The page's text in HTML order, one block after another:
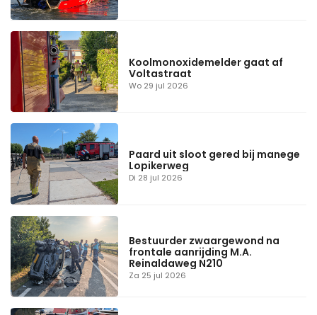
Wo 29 jul 2026
Koolmonoxidemelder gaat af
Voltastraat
Di 28 jul 2026
Paard uit sloot gered bij manege
Lopikerweg
Za 25 jul 2026
Bestuurder zwaargewond na
frontale aanrijding M.A.
Reinaldaweg N210